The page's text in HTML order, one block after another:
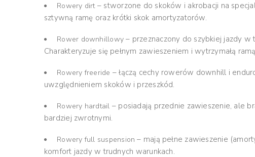
Rowery dirt– stworzone do skoków i akrobacji na
sztywną ramę oraz krótki skok amortyzatorów.
Rower downhillowy – przeznaczony do szybkiej jazdy
Charakteryzuje się pełnym zawieszeniem i wytrzymałą
Rowery freeride – łączą cechy rowerów downhill i
uwzględnieniem skoków i przeszkód.
Rowery hardtail – posiadają przednie zawieszenie, ale
bardziej zwrotnymi.
Rowery full suspension – mają pełne zawieszenie
komfort jazdy w trudnych warunkach.